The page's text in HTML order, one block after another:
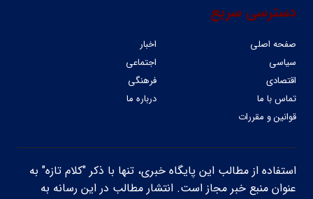
دسترسی سریع
صفحه اصلی
اخبار
سیاسی
اجتماعی
اقتصادی
فرهنگی
تماس با ما
درباره ما
قوانین و مقررات
استفاده از مطالب این پایگاه خبری، تنها با ذکر "کلام تازه" به
عنوان منبع خبر مجاز است. انتشار مطالب در این رسانه به